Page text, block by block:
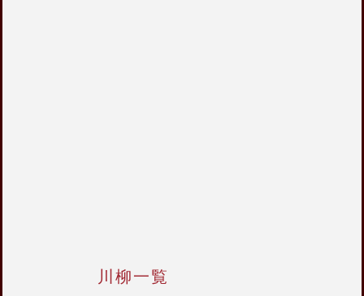
川柳一覧